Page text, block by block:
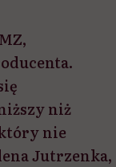
niż
nie
Jutrzenka,